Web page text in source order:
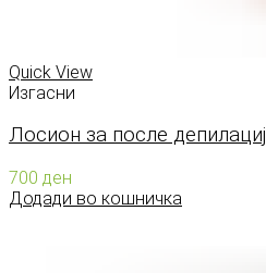
Quick View
Изгасни
Лосион за после
700 ден
Додади во кошничка